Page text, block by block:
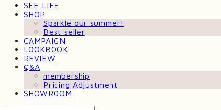
SEE LIFE
SHOP
Sparkle our summer!
Best seller
CAMPAIGN
LOOKBOOK
REVIEW
Q&A
membership
Pricing Adjustment
SHOWROOM